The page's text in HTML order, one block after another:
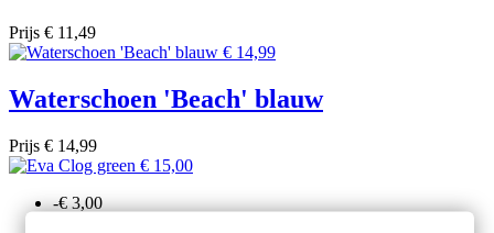
Prijs € 11,49
Waterschoen 'Beach' blauw
Prijs € 14,99
-€ 3,00